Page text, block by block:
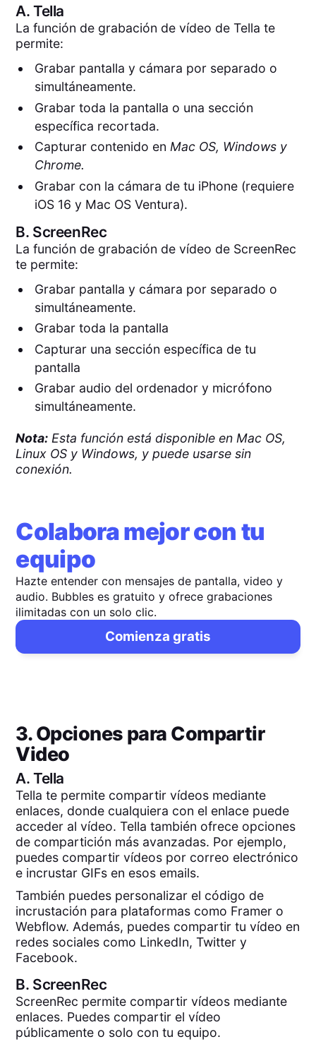
A.Tella
La función de grabación de vídeo de Tella te
permite:
Grabar pantalla y cámara por separado o
simultáneamente.
Grabar toda la pantalla o una sección
específica recortada.
Capturar contenido en Mac OS, Windows y
Chrome.
Grabar con la cámara de tu iPhone (requiere
iOS 16 y Mac OS Ventura).
B. ScreenRec
La función de grabación de vídeo de ScreenRec
te permite:
Grabar pantalla y cámara por separado o
simultáneamente.
Grabar toda la pantalla
Capturar una sección específica de tu
pantalla
Grabar audio del ordenador y micrófono
simultáneamente.
Nota: Esta función está disponible en Mac OS,
Linux OS y Windows, y puede usarse sin
conexión.
Colabora mejor con tu
equipo
Hazte entender con mensajes de pantalla, video y
audio. Bubbles es gratuito y ofrece grabaciones
ilimitadas con un solo clic.
Comienza gratis
3. Opciones para Compartir
Video
A.Tella
Tella te permite compartir vídeos mediante
enlaces, donde cualquiera con el enlace puede
acceder al vídeo. Tella también ofrece opciones
de compartición más avanzadas. Por ejemplo,
puedes compartir vídeos por correo electrónico
e incrustar GIFs en esos emails.
También puedes personalizar el código de
incrustación para plataformas como Framer o
Webflow. Además, puedes compartir tu vídeo en
redes sociales como LinkedIn, Twitter y
Facebook.
B. ScreenRec
ScreenRec permite compartir vídeos mediante
enlaces. Puedes compartir el vídeo
públicamente o solo con tu equipo.